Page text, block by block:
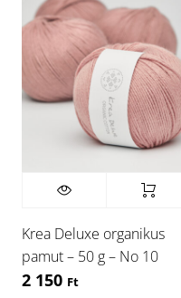
Krea Deluxe organikus
pamut – 50 g – No 10
2 150 Ft